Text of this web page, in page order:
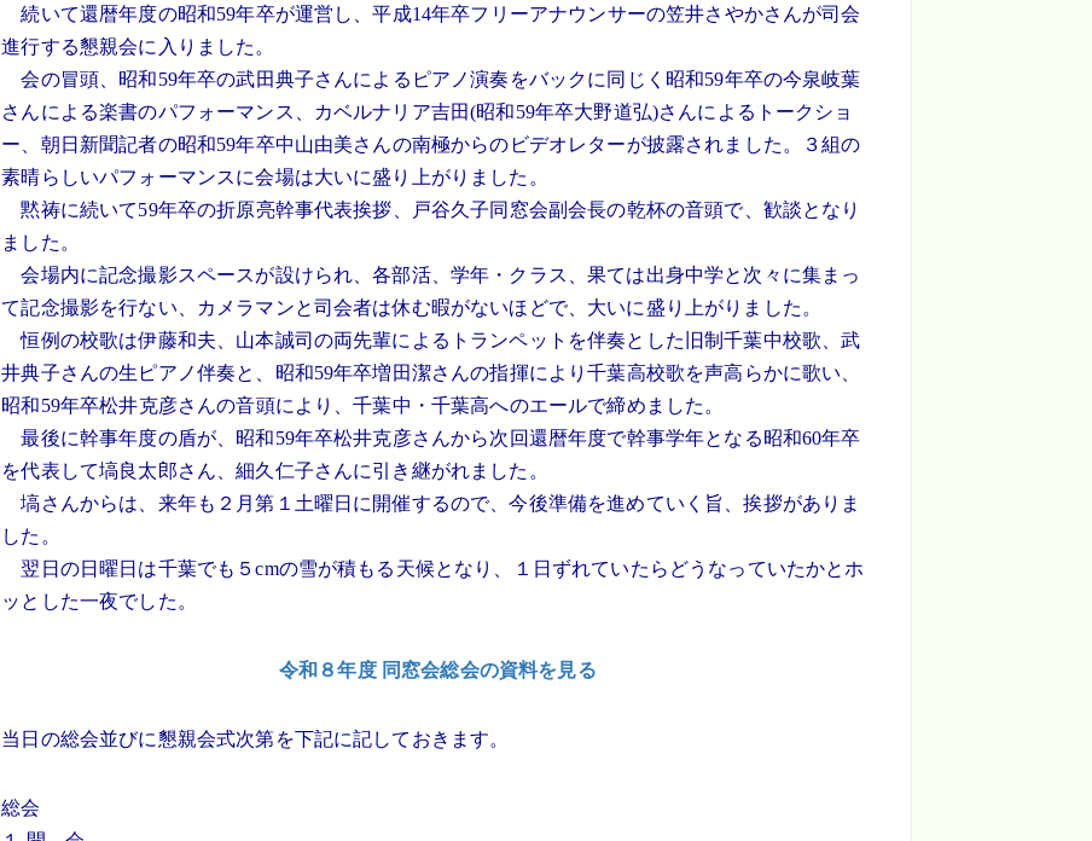
続いて還暦年度の昭和59年卒が運営し、平成14年卒フリーアナウンサーの笠井さやかさんが司会
進行する懇親会に入りました。
会の冒頭、昭和59年卒の武田典子さんによるピアノ演奏をバックに同じく昭和59年卒の今泉岐葉
さんによる楽書のパフォーマンス、カベルナリア吉田(昭和59年卒大野道弘)さんによるトークショ
ー、朝日新聞記者の昭和59年卒中山由美さんの南極からのビデオレターが披露されました。３組の
素晴らしいパフォーマンスに会場は大いに盛り上がりました。
黙祷に続いて59年卒の折原亮幹事代表挨拶、戸谷久子同窓会副会長の乾杯の音頭で、歓談となり
ました。
会場内に記念撮影スペースが設けられ、各部活、学年・クラス、果ては出身中学と次々に集まっ
て記念撮影を行ない、カメラマンと司会者は休む暇がないほどで、大いに盛り上がりました。
恒例の校歌は伊藤和夫、山本誠司の両先輩によるトランペットを伴奏とした旧制千葉中校歌、武
井典子さんの生ピアノ伴奏と、昭和59年卒増田潔さんの指揮により千葉高校歌を声高らかに歌い、
昭和59年卒松井克彦さんの音頭により、千葉中・千葉高へのエールで締めました。
最後に幹事年度の盾が、昭和59年卒松井克彦さんから次回還暦年度で幹事学年となる昭和60年卒
を代表して塙良太郎さん、細久仁子さんに引き継がれました。
塙さんからは、来年も２月第１土曜日に開催するので、今後準備を進めていく旨、挨拶がありま
した。
翌日の日曜日は千葉でも５cmの雪が積もる天候となり、１日ずれていたらどうなっていたかとホ
ッとした一夜でした。
令和８年度 同窓会総会の資料を見る
当日の総会並びに懇親会式次第を下記に記しておきます。
総会